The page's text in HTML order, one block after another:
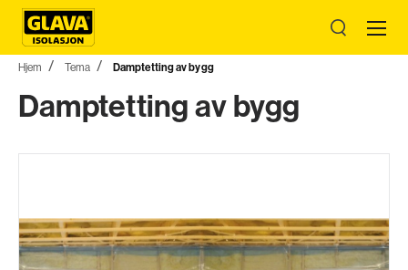
Hjem Tema Damptetting av bygg
Damptetting av bygg